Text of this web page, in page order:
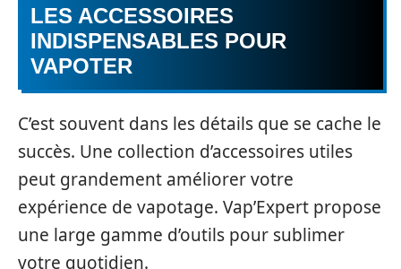
LES ACCESSOIRES
INDISPENSABLES POUR
VAPOTER
C’est souvent dans les détails que se cache le
succès. Une collection d’accessoires utiles
peut grandement améliorer votre
expérience de vapotage. Vap’Expert propose
une large gamme d’outils pour sublimer
votre quotidien.